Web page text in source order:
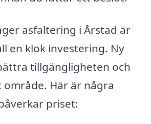
asfaltering i Årstad är
en klok investering. Ny
tillgängligheten och
Här är några
priset: